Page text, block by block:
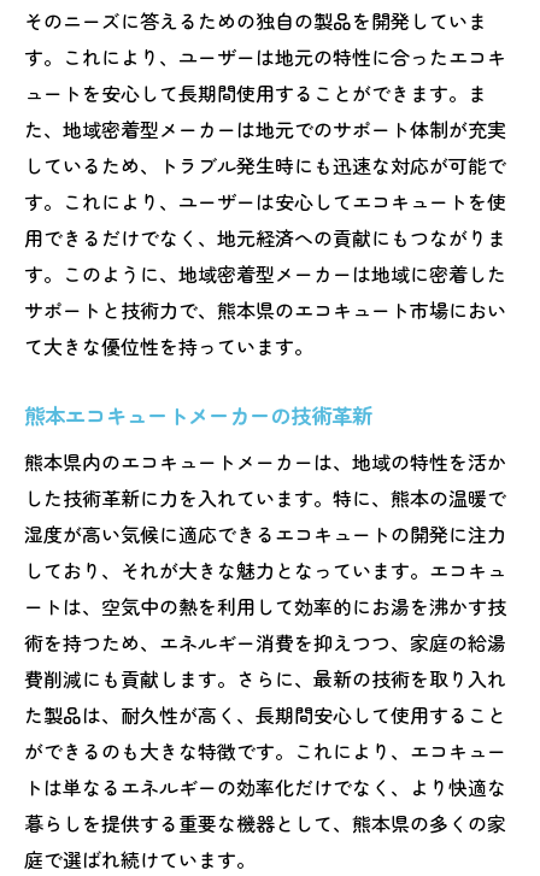
そのニーズに答えるための独自の製品を開発していま
す。これにより、ユーザーは地元の特性に合ったエコキ
ュートを安心して長期間使用することができます。ま
た、地域密着型メーカーは地元でのサポート体制が充実
しているため、トラブル発生時にも迅速な対応が可能で
す。これにより、ユーザーは安心してエコキュートを使
用できるだけでなく、地元経済への貢献にもつながりま
す。このように、地域密着型メーカーは地域に密着した
サポートと技術力で、熊本県のエコキュート市場におい
て大きな優位性を持っています。
熊本エコキュートメーカーの技術革新
熊本県内のエコキュートメーカーは、地域の特性を活か
した技術革新に力を入れています。特に、熊本の温暖で
湿度が高い気候に適応できるエコキュートの開発に注力
しており、それが大きな魅力となっています。エコキュ
ートは、空気中の熱を利用して効率的にお湯を沸かす技
術を持つため、エネルギー消費を抑えつつ、家庭の給湯
費削減にも貢献します。さらに、最新の技術を取り入れ
た製品は、耐久性が高く、長期間安心して使用すること
ができるのも大きな特徴です。これにより、エコキュー
トは単なるエネルギーの効率化だけでなく、より快適な
暮らしを提供する重要な機器として、熊本県の多くの家
庭で選ばれ続けています。